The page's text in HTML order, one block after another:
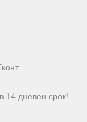
14 дневен срок!